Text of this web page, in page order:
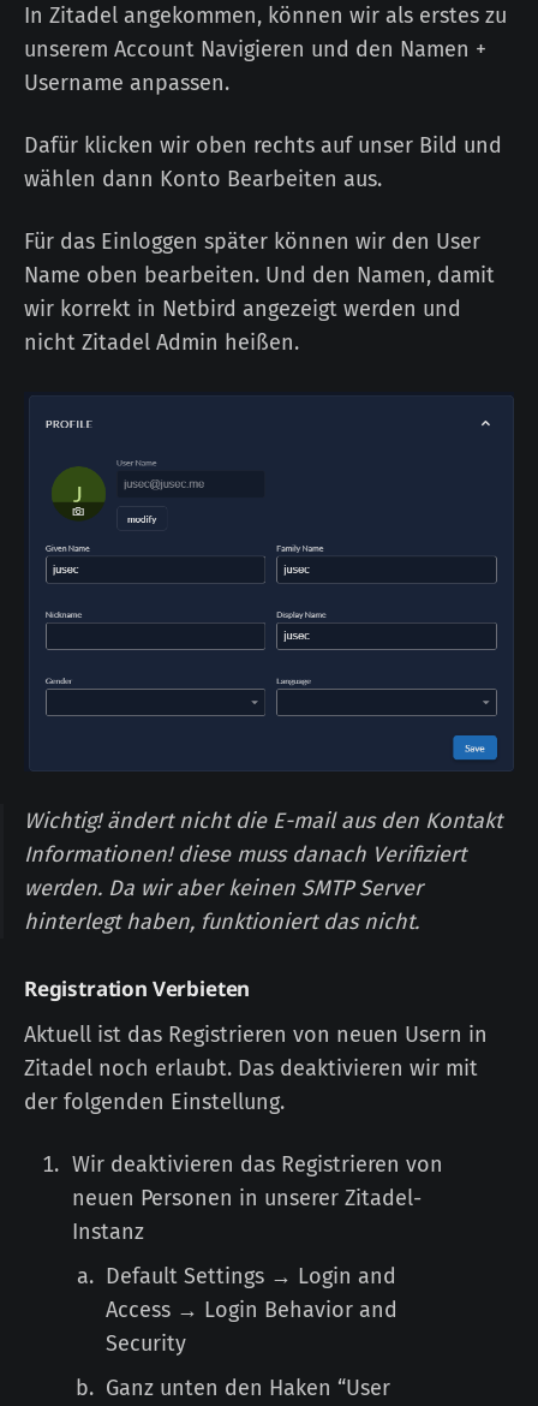
In Zitadel angekommen, können wir als erstes zu
unserem Account Navigieren und den Namen +
Username anpassen.
Dafür klicken wir oben rechts auf unser Bild und
wählen dann Konto Bearbeiten aus.
Für das Einloggen später können wir den User
Name oben bearbeiten. Und den Namen, damit
wir korrekt in Netbird angezeigt werden und
nicht Zitadel Admin heißen.
Wichtig! ändert nicht die E-mail aus den Kontakt
Informationen! diese muss danach Verifiziert
werden. Da wir aber keinen SMTP Server
hinterlegt haben, funktioniert das nicht.
Registration Verbieten
Aktuell ist das Registrieren von neuen Usern in
Zitadel noch erlaubt. Das deaktivieren wir mit
der folgenden Einstellung.
Wir deaktivieren das Registrieren von
neuen Personen in unserer Zitadel-
Instanz
Default Settings → Login and
Access → Login Behavior and
Security
Ganz unten den Haken “User